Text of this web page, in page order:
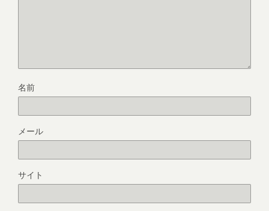
名前
メール
サイト